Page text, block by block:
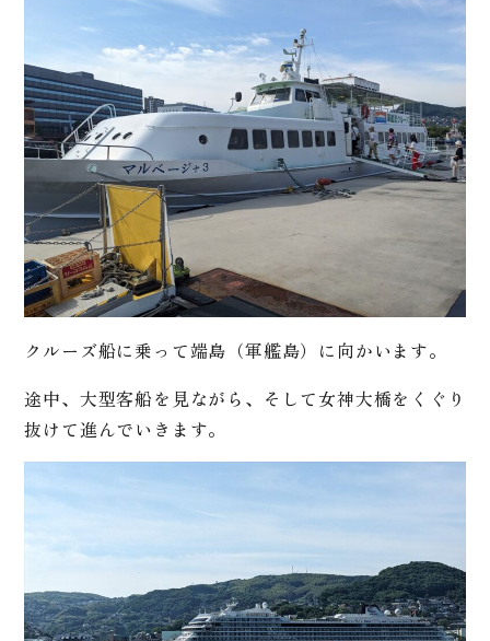
クルーズ船に乗って端島（軍艦島）に向かいます。
途中、大型客船を見ながら、そして女神大橋をくぐり
抜けて進んでいきます。